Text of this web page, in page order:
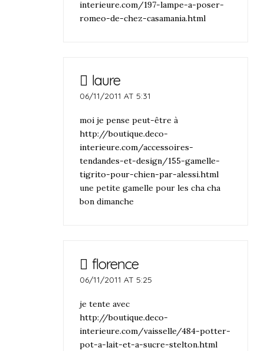
interieure.com/197-lampe-a-poser-
romeo-de-chez-casamania.html
laure
06/11/2011 AT 5:31
moi je pense peut-être à
http://boutique.deco-
interieure.com/accessoires-
tendandes-et-design/155-gamelle-
tigrito-pour-chien-par-alessi.html
une petite gamelle pour les cha cha
bon dimanche
florence
06/11/2011 AT 5:25
je tente avec
http://boutique.deco-
interieure.com/vaisselle/484-potter-
pot-a-lait-et-a-sucre-stelton.html